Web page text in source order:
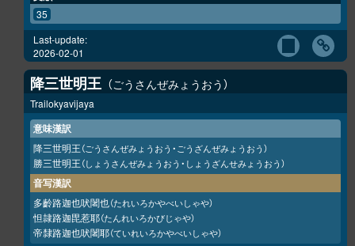
35
Last-update:
2026-02-01
降三世明王 ごうさんぜみょうおう
Trailokyavijaya
意味漢訳
降三世明王（ごうさんぜみょうおう・ごうざんぜみょうおう）
勝三世明王（しょうさんぜみょうおう・しょうざんせみょうおう）
音写漢訳
多齡路迦也吠闍也（たれいろかやべいしゃや）
怛隷路迦毘惹耶（たんれいろかびじゃや）
帝隸路迦也吠闍耶（ていれいろかやべいしゃや）